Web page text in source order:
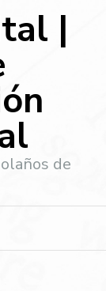
|
de